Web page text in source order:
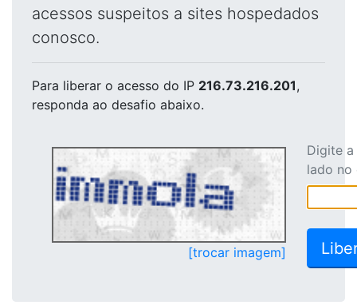
acessos suspeitos a sites hospedados
conosco.
Para liberar o acesso do IP 216.73.216.201,
responda ao desafio abaixo.
[trocar imagem]
Digite
lado no